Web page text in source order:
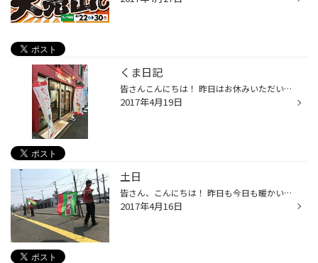
くま日記
皆さんこんにちは！ 昨日はお休みいただいたのでまたワインを買いに 余市までいってきました～ その道中でなんともおいしそうなクレープ屋さんがあったので紹介します！ はい フルーツプラネットさんです。 クレープやジェラート、ジュースなどがあったのですが 今回はクレープを頂きました。 バナ...
2017年4月19日
土日
皆さん、こんにちは！ 昨日も今日も暖かいし天気いいですよね！ そんな天気がいい中、当店は売り出し真っ只中です！！ もちろん、タイヤ交換も受け付けているので そろそろ交換かなーと思っていた方は、 まずお電話ください！！ あと当店ではサビ止めを実施しております。 大切なお車の下回りを守る...
2017年4月16日